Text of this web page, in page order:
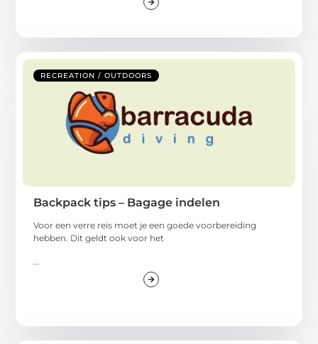
RECREATION / OUTDOORS
Backpack tips – Bagage indelen
Voor een verre reis moet je een goede voorbereiding
hebben. Dit geldt ook voor het